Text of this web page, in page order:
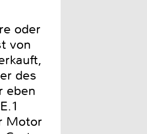
oder
von
des
eben
Motor